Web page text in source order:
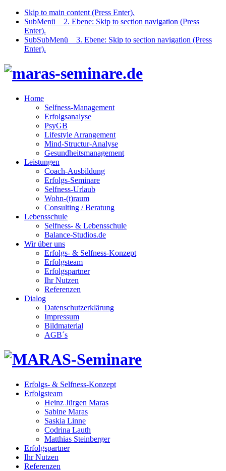
Skip to main content (Press Enter).
SubMenü _ 2. Ebene: Skip to section navigation (Press
Enter).
SubSubMenü _ 3. Ebene: Skip to section navigation (Press
Enter).
Home
Selfness-Management
Erfolgsanalyse
PsyGB
Lifestyle Arrangement
Mind-Structur-Analyse
Gesundheitsmanagement
Leistungen
Coach-Ausbildung
Erfolgs-Seminare
Selfness-Urlaub
Wohn-(t)raum
Consulting / Beratung
Lebensschule
Selfness- & Lebensschule
Balance-Studios.de
Wir über uns
Erfolgs- & Selfness-Konzept
Erfolgsteam
Erfolgspartner
Ihr Nutzen
Referenzen
Dialog
Datenschutzerklärung
Impressum
Bildmaterial
AGB´s
Erfolgs- & Selfness-Konzept
Erfolgsteam
Heinz Jürgen Maras
Sabine Maras
Saskia Linne
Codrina Lauth
Matthias Steinberger
Erfolgspartner
Ihr Nutzen
Referenzen